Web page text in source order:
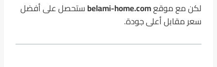
لكن مع موقعbelami-home.comستحصل على أفضل
سعر مقابل أعلى جودة.